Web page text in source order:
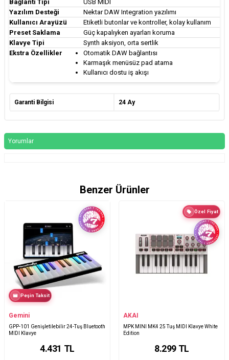
Bağlantı Tipi
USB MIDI
Yazılım Desteği
Nektar DAW Integration yazılımı
Kullanıcı Arayüzü
Etiketli butonlar ve kontroller, kolay kullanım
Preset Saklama
Güç kapalıyken ayarları koruma
Klavye Tipi
Synth aksiyon, orta sertlik
Ekstra Özellikler
Otomatik DAW bağlantısı
Karmaşık menüsüz pad atama
Kullanıcı dostu iş akışı
Garanti Bilgisi 24 Ay
Yorumlar
Benzer Ürünler
Peşin Taksit
Gemini
GPP-101 Genişletilebilir 24-Tuş Bluetooth
MIDI Klavye
4.431 TL
Özel Fiyat
AKAI
MPK MINI MK4 25 Tuş MIDI Klavye White
Edition
8.299 TL